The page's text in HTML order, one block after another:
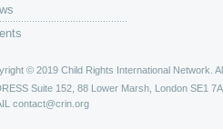
© 2019 Child Rights International Network.
Suite 152, 88 Lower Marsh, London SE1
contact@crin.org